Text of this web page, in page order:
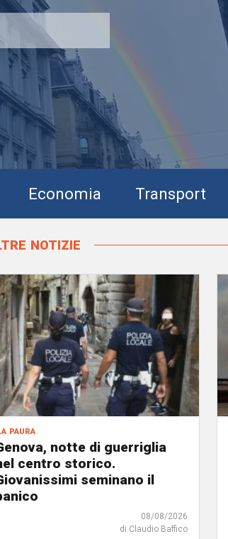
Economia Transport
notizie
paura
notte di guerriglia
centro storico.
seminano il
08/08/2026
di Claudio Baffico